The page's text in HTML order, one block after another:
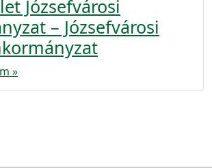
Józsefvárosi
– Józsefvárosi
»